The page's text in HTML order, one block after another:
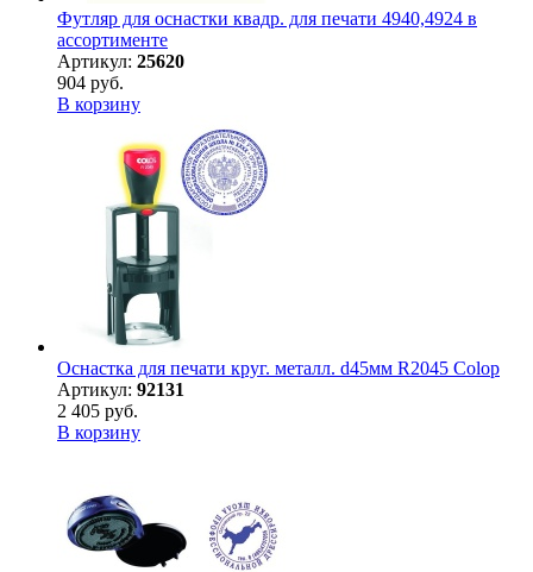
Футляр для оснастки квадр. для печати 4940,4924 в
ассортименте
Артикул: 25620
904 руб.
В корзину
Оснастка для печати круг. металл. d45мм R2045 Colop
Артикул: 92131
2 405 руб.
В корзину